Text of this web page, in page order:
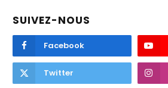
SUIVEZ-NOUS
Facebook
Twitter